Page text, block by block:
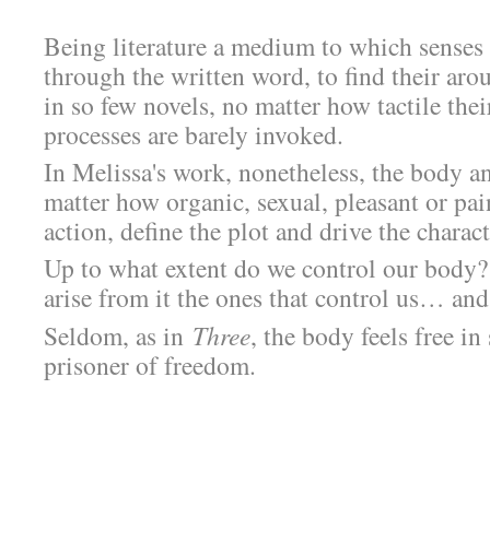
Being literature a medium to which
through the written word, to find their
in so few novels, no matter how tactile
processes are barely invoked.
In Melissa's work, nonetheless, the body
matter how organic, sexual, pleasant or
action, define the plot and drive the
Up to what extent do we control our
arise from it the ones that control us…
Seldom, as in Three, the body feels free
prisoner of freedom.